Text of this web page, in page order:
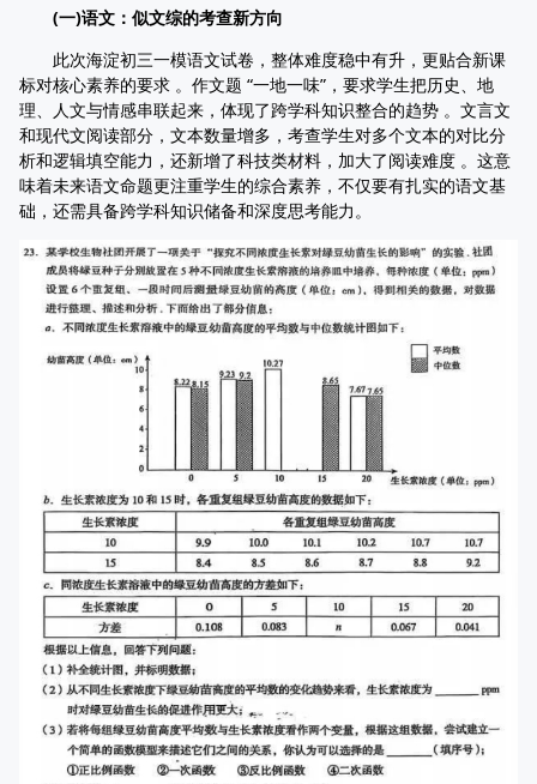
(一)语文：似文综的考查新方向
此次海淀初三一模语文试卷，整体难度稳中有升，更贴合新课
标对核心素养的要求 。作文题 “一地一味”，要求学生把历史、地
理、人文与情感串联起来，体现了跨学科知识整合的趋势 。文言文
和现代文阅读部分，文本数量增多，考查学生对多个文本的对比分
析和逻辑填空能力，还新增了科技类材料，加大了阅读难度 。这意
味着未来语文命题更注重学生的综合素养，不仅要有扎实的语文基
础，还需具备跨学科知识储备和深度思考能力。